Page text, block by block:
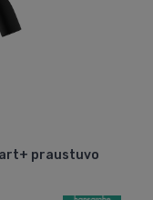
praustuvo